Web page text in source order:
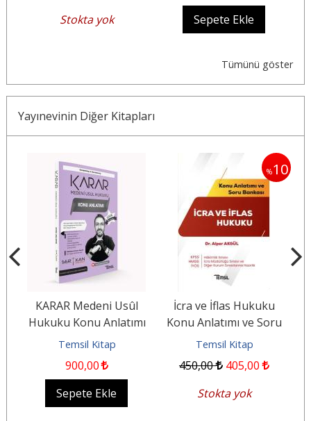
Stokta yok
Sepete Ekle
Tümünü göster
Yayınevinin Diğer Kitapları
KARAR Medeni Usûl
Hukuku Konu Anlatımı
Kitabı 4.Baskı
Temsil Kitap
900,00
Sepete Ekle
%10
İcra ve İflas Hukuku
Konu Anlatımı ve Soru
Bankası
Temsil Kitap
450,00 405,00
Stokta yok